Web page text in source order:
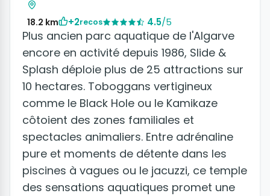
18.2 km +2recos 4.5/5
Plus ancien parc aquatique de l'Algarve
encore en activité depuis 1986, Slide &
Splash déploie plus de 25 attractions sur
10 hectares. Toboggans vertigineux
comme le Black Hole ou le Kamikaze
côtoient des zones familiales et
spectacles animaliers. Entre adrénaline
pure et moments de détente dans les
piscines à vagues ou le jacuzzi, ce temple
des sensations aquatiques promet une